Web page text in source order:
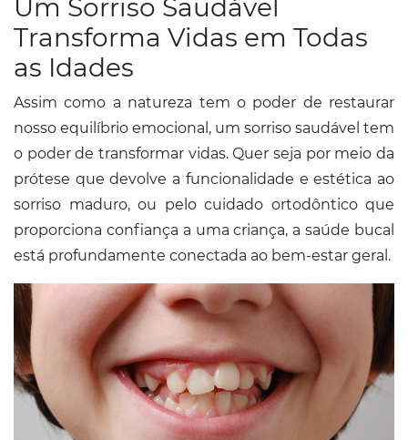
Um Sorriso Saudável
Transforma Vidas em Todas
as Idades
Assim como a natureza tem o poder de restaurar
nosso equilíbrio emocional, um sorriso saudável tem
o poder de transformar vidas. Quer seja por meio da
prótese que devolve a funcionalidade e estética ao
sorriso maduro, ou pelo cuidado ortodôntico que
proporciona confiança a uma criança, a saúde bucal
está profundamente conectada ao bem-estar geral.